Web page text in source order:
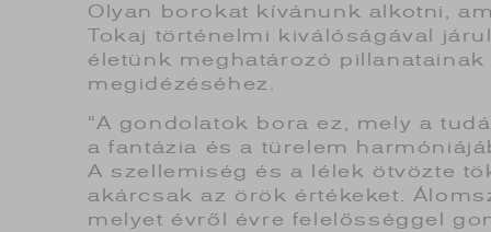
Olyan borokat kívánunk alkotni,
Tokaj történelmi kiválóságával
életünk meghatározó
megidézéséhez.
“A gondolatok bora ez, mely a
a fantázia és a türelem
A szellemiség és a lélek ötvözte
akárcsak az örök értékeket.
melyet évről évre felelősséggel